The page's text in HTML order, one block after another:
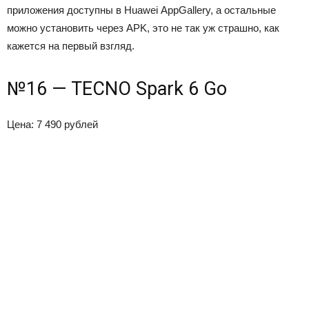
приложения доступны в Huawei AppGallery, а остальные
можно установить через APK, это не так уж страшно, как
кажется на первый взгляд.
№16 — TECNO Spark 6 Go
Цена: 7 490 рублей